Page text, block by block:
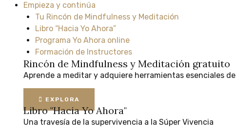
Empieza y continúa
Tu Rincón de Mindfulness y Meditación
Libro “Hacia Yo Ahora”
Programa Yo Ahora online
Formación de Instructores
Rincón de Mindfulness y Meditación gratuito
Aprende a meditar y adquiere herramientas esenciales de
EXPLORA
Libro "Hacia Yo Ahora"
Una travesía de la supervivencia a la Súper Vivencia